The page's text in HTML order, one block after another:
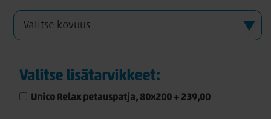
Valitse lisätarvikkeet:
Unico Relax petauspatja, 80x200 + 239,00